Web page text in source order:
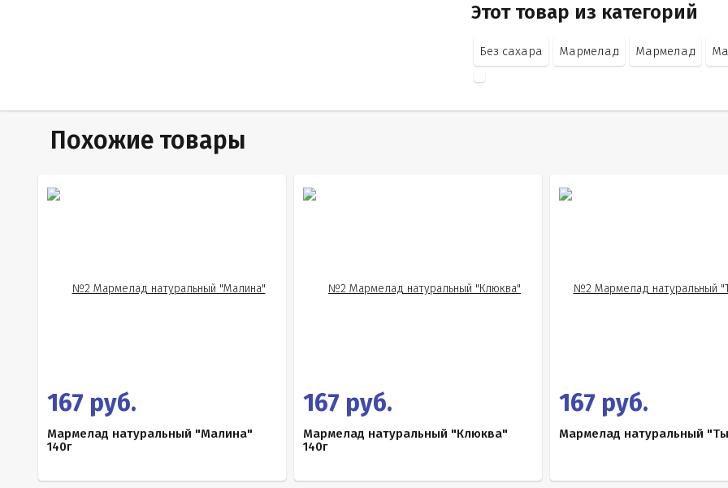
Этот товар из категорий
Без сахара Мармелад Мармелад
Похожие товары
167 руб.
Мармелад натуральный "Малина"
140г
167 руб.
Мармелад натуральный "Клюква"
140г
167 руб.
Мармелад натуральный